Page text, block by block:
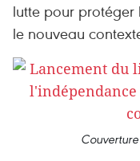
lutte pour
le nouveau